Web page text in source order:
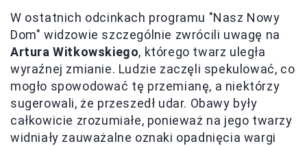
W ostatnich odcinkach programu "Nasz Nowy
Dom" widzowie szczególnie zwrócili uwagę na
Artura Witkowskiego, którego twarz uległa
wyraźnej zmianie. Ludzie zaczęli spekulować, co
mogło spowodować tę przemianę, a niektórzy
sugerowali, że przeszedł udar. Obawy były
całkowicie zrozumiałe, ponieważ na jego twarzy
widniały zauważalne oznaki opadnięcia wargi